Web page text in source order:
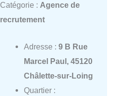
Catégorie : Agence de
recrutement
Adresse : 9 B Rue
Marcel Paul, 45120
Châlette-sur-Loing
Quartier :